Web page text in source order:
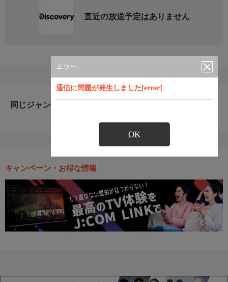
エラー
通信に問題が発生しました[error]
OK
直近の放送予定はありません
同じジャンルのおすすめ番組
キャンペーン・お得な情報